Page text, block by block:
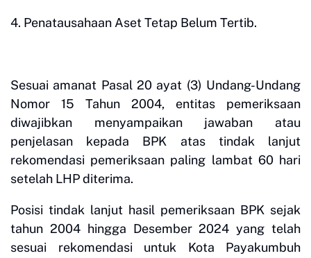
4. Penatausahaan Aset Tetap Belum Tertib.
Sesuai amanat Pasal 20 ayat (3) Undang-Undang
Nomor 15 Tahun 2004, entitas pemeriksaan
diwajibkan menyampaikan jawaban atau
penjelasan kepada BPK atas tindak lanjut
rekomendasi pemeriksaan paling lambat 60 hari
setelah LHP diterima.
Posisi tindak lanjut hasil pemeriksaan BPK sejak
tahun 2004 hingga Desember 2024 yang telah
sesuai rekomendasi untuk Kota Payakumbuh